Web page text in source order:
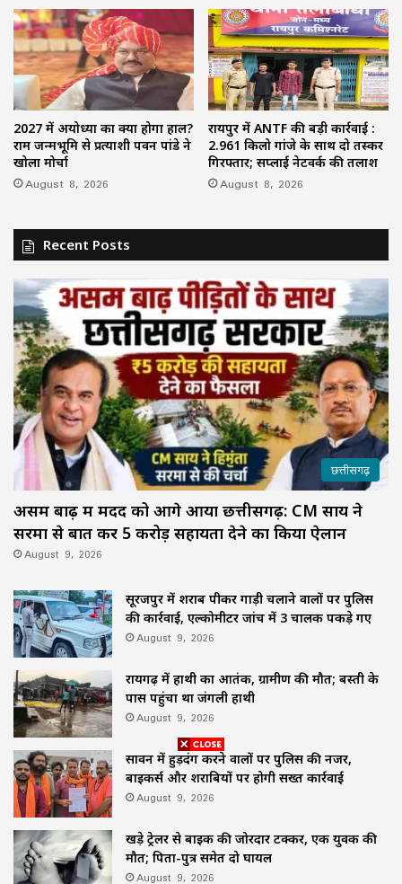
2027 में अयोध्या का क्या होगा हाल?
राम जन्मभूमि से प्रत्याशी पवन पांडे ने
खोला मोर्चा
August 8, 2026
रायपुर में ANTF की बड़ी कार्रवाई :
2.961 किलो गांजे के साथ दो तस्कर
गिरफ्तार; सप्लाई नेटवर्क की तलाश
August 8, 2026
Recent Posts
छत्तीसगढ़
असम बाढ़ में मदद को आगे आया छत्तीसगढ़: CM साय ने
सरमा से बात कर ₹5 करोड़ सहायता देने का किया ऐलान
August 9, 2026
सूरजपुर में शराब पीकर गाड़ी चलाने वालों पर पुलिस
की कार्रवाई, एल्कोमीटर जांच में 3 चालक पकड़े गए
August 9, 2026
रायगढ़ में हाथी का आतंक, ग्रामीण की मौत; बस्ती के
पास पहुंचा था जंगली हाथी
August 9, 2026
सावन में हुड़दंग करने वालों पर पुलिस की नजर,
बाइकर्स और शराबियों पर होगी सख्त कार्रवाई
August 9, 2026
खड़े ट्रेलर से बाइक की जोरदार टक्कर, एक युवक की
मौत; पिता-पुत्र समेत दो घायल
August 9, 2026